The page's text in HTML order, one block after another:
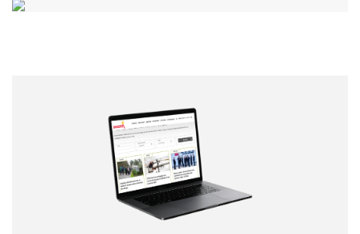
Correo electrónico
Tipo de comentario